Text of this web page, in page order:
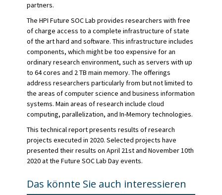
partners.
The HPI Future SOC Lab provides researchers with free
of charge access to a complete infrastructure of state
of the art hard and software. This infrastructure includes
components, which might be too expensive for an
ordinary research environment, such as servers with up
to 64 cores and 2 TB main memory. The offerings
address researchers particularly from but not limited to
the areas of computer science and business information
systems. Main areas of research include cloud
computing, parallelization, and In-Memory technologies.
This technical report presents results of research
projects executed in 2020. Selected projects have
presented their results on April 21st and November 10th
2020 at the Future SOC Lab Day events.
Das könnte Sie auch interessieren